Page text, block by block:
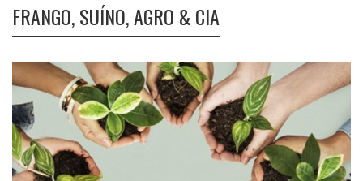
FRANGO, SUÍNO, AGRO & CIA